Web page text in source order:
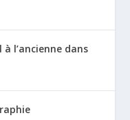
l’ancienne dans